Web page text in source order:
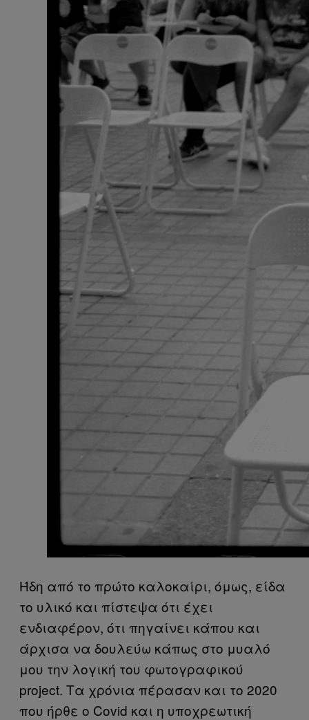
Ήδη από το πρώτο καλοκαίρι, όμως, είδα
το υλικό και πίστεψα ότι έχει
ενδιαφέρον, ότι πηγαίνει κάπου και
άρχισα να δουλεύω κάπως στο μυαλό
μου την λογική του φωτογραφικού
project. Τα χρόνια πέρασαν και το 2020
που ήρθε ο Covid και η υποχρεωτική